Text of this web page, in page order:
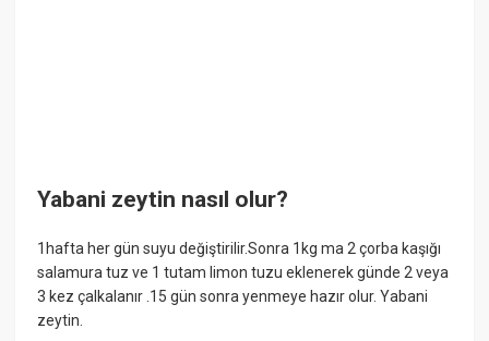
Yabani zeytin nasıl olur?
1hafta her gün suyu değiştirilir.Sonra 1kg ma 2 çorba kaşığı
salamura tuz ve 1 tutam limon tuzu eklenerek günde 2 veya
3 kez çalkalanır .15 gün sonra yenmeye hazır olur. Yabani
zeytin.